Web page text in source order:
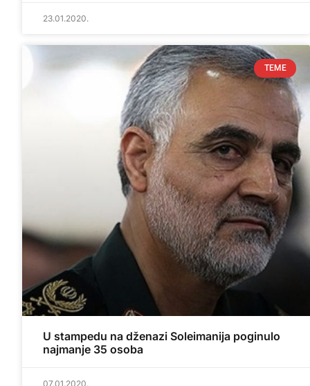
23.01.2020.
TEME
U stampedu na dženazi Soleimanija poginulo
najmanje 35 osoba
07.01.2020.